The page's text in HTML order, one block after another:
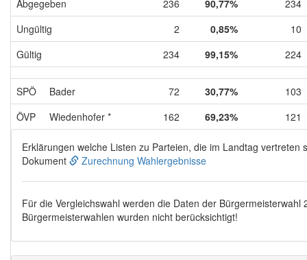
Abgegeben
236 90,77%
234
Ungültig
2 0,85%
10
Gültig
234 99,15% 224
SPÖ Bader 72 30,77%
103
ÖVP
Wiedenhofer * 162 69,23% 121
Erklärungen welche Listen zu Parteien, die im Landtag vertreten
Dokument
Zurechnung Wahlergebnisse
Für die Vergleichswahl werden die Daten der Bürgermeisterwahl
Bürgermeisterwahlen wurden nicht berücksichtigt!